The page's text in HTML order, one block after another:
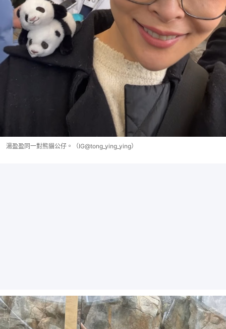
湯盈盈同一對熊貓公仔。（IG@tong_ying_ying）